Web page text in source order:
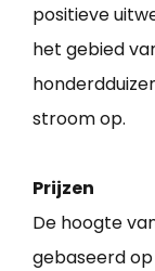
positieve
het gebied
stroom op.
Prijzen
De hoogte
gebaseerd